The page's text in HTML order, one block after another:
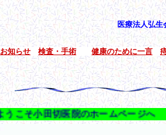
医療法人弘生
お知らせ 検査・手術 健康のために一言
ようこそ小田切医院のホームペー